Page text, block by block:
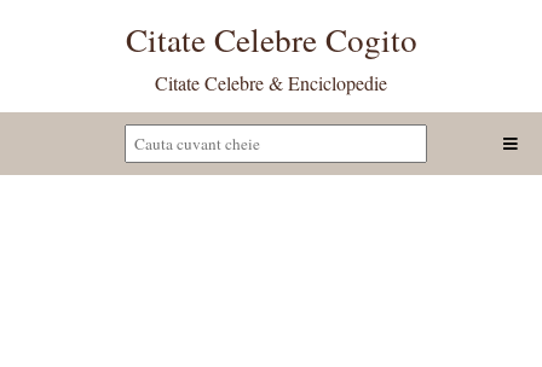
Citate Celebre Cogito
Citate Celebre & Enciclopedie